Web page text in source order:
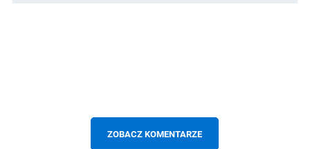
ZOBACZ KOMENTARZE